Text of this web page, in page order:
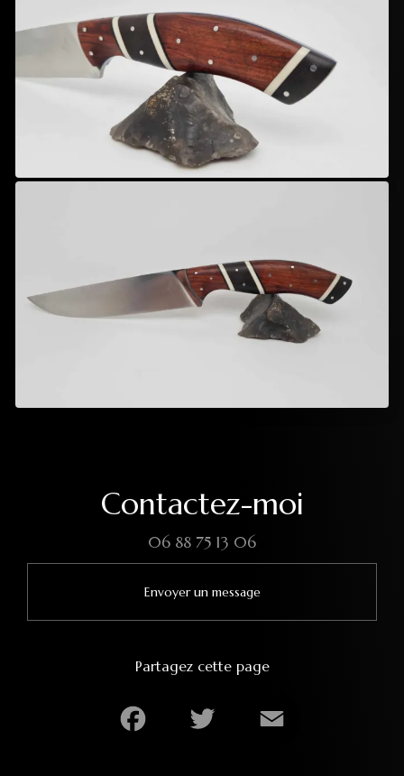
Contactez-moi
06 88 75 13 06
Envoyer un message
Partagez cette page